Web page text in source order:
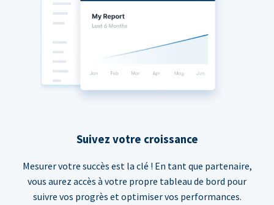
Suivez votre croissance
Mesurer votre succès est la clé ! En tant que partenaire,
vous aurez accès à votre propre tableau de bord pour
suivre vos progrès et optimiser vos performances.